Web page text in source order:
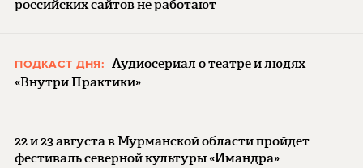
российских сайтов не работают
ПОДКАСТ ДНЯ: Аудиосериал о театре и людях
«Внутри Практики»
22 и 23 августа в Мурманской области пройдет
фестиваль северной культуры «Имандра»